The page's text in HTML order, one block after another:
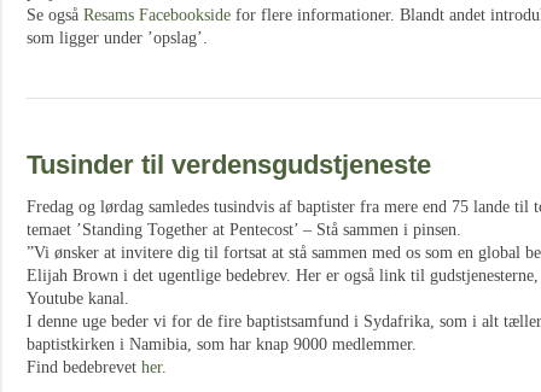
Se også Resams Facebookside for flere informationer. Blandt andet
som ligger under ’opslag’.
Tusinder til verdensgudstjeneste
Fredag og lørdag samledes tusindvis af baptister fra mere end 75 lande til
temaet ’Standing Together at Pentecost’ – Stå sammen i pinsen.
”Vi ønsker at invitere dig til fortsat at stå sammen med os som en global
Elijah Brown i det ugentlige bedebrev. Her er også link til gudstjenesterne,
Youtube kanal.
I denne uge beder vi for de fire baptistsamfund i Sydafrika, som i alt
baptistkirken i Namibia, som har knap 9000 medlemmer.
Find bedebrevet her.